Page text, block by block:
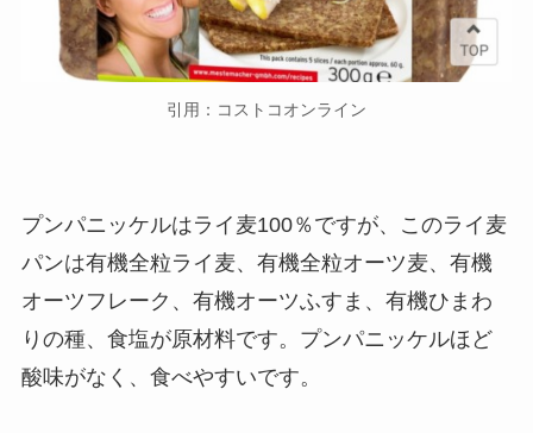
引用：コストコオンライン
プンパニッケルはライ麦100％ですが、このライ麦
パンは有機全粒ライ麦、有機全粒オーツ麦、有機
オーツフレーク、有機オーツふすま、有機ひまわ
りの種、食塩が原材料です。プンパニッケルほど
酸味がなく、食べやすいです。